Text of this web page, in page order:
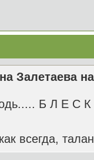
Залетаева
Б Л Е С
всегда,